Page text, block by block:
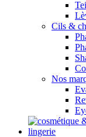
Cils &
Nos
lingerie